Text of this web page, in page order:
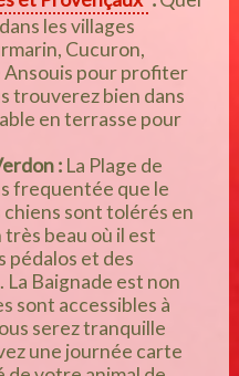
les villages
Cucuron,
Ansouis pour profiter
trouverez bien dans
en terrasse pour
: La Plage de
frequentée que le
sont tolérés en
beau où il est
pédalos et des
Baignade est non
sont accessibles à
serez tranquille
une journée carte